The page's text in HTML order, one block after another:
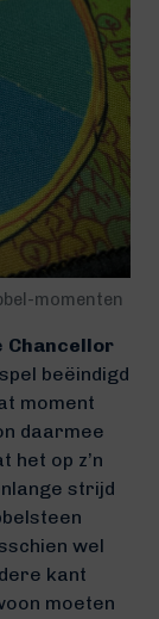
momenten
Chancellor
beëindigd
moment
daarmee
het op z’n
strijd
wel
kant
moeten